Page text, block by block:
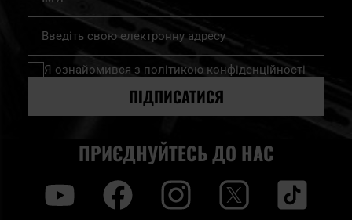
Підпишіться
нашу
розсилку
Я ознайомився з політикою конфіденційності
ПІДПИСАТИСЯ
ПРИЄДНУЙТЕСЬ ДО НАС